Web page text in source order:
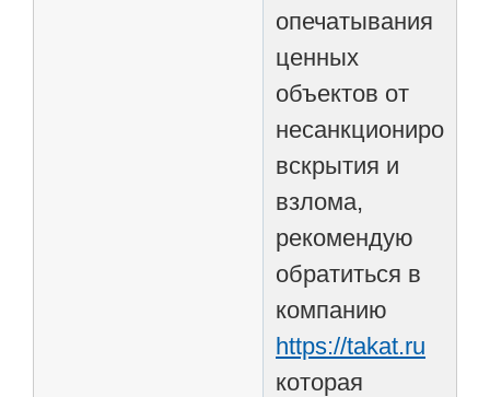
опечатывания
ценных
объектов от
вскрытия и
взлома,
рекомендую
обратиться в
компанию
https://takat.ru
которая